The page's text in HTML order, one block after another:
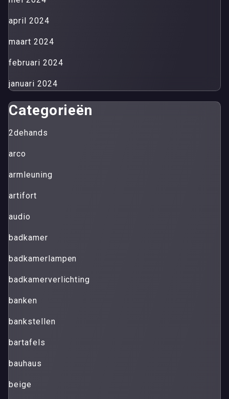
april 2024
maart 2024
februari 2024
januari 2024
Categorieën
2dehands
arco
armleuning
artifort
audio
badkamer
badkamerlampen
badkamerverlichting
banken
bankstellen
bartafels
bauhaus
beige